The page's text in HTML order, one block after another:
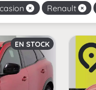
Renault
EN STOCK